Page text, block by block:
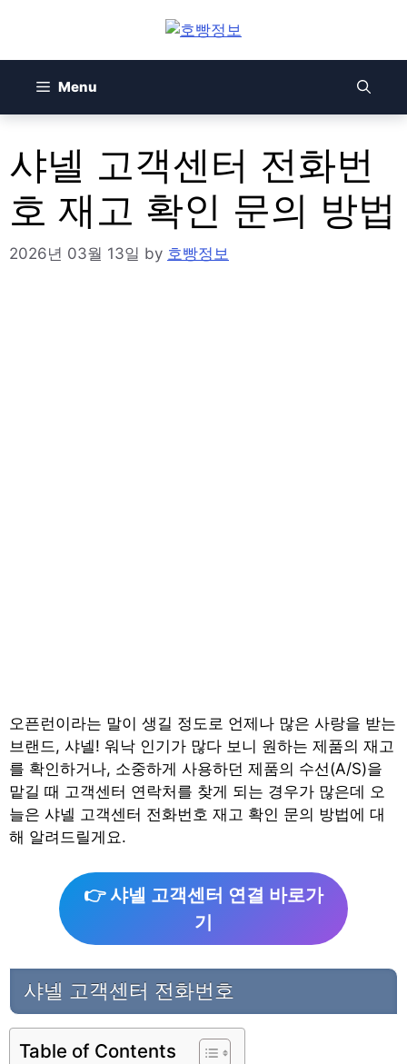
content
Menu
샤넬 고객센터 전화번
호 재고 확인 문의 방법
2026년 03월 13일 by 호빵정보
오픈런이라는 말이 생길 정도로 언제나 많은 사랑을 받는
브랜드, 샤넬! 워낙 인기가 많다 보니 원하는 제품의 재고
를 확인하거나, 소중하게 사용하던 제품의 수선(A/S)을
맡길 때 고객센터 연락처를 찾게 되는 경우가 많은데 오
늘은 샤넬 고객센터 전화번호 재고 확인 문의 방법에 대
해 알려드릴게요.
👉 샤넬 고객센터 연결 바로가
기
샤넬 고객센터 전화번호
Table of Contents